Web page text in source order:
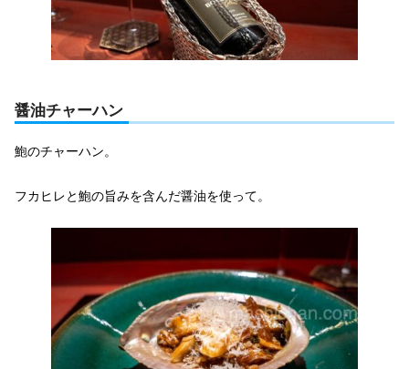
醤油チャーハン
鮑のチャーハン。
フカヒレと鮑の旨みを含んだ醤油を使って。